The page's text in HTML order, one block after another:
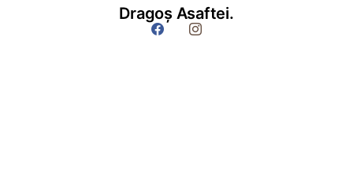
Dragoș Asaftei.